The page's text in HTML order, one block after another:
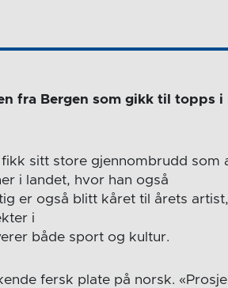
fra Bergen som gikk til topps
sitt store gjennombrudd som
i landet, hvor han også
er også blitt kåret til årets
i
både sport og kultur.
fersk plate på norsk.